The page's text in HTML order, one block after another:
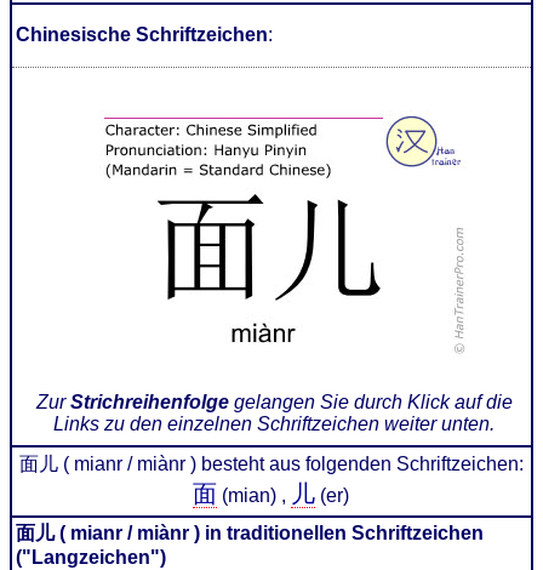
Chinesische Schriftzeichen:
ZurStrichreihenfolgegelangen Sie durch Klick auf die
Links zu den einzelnen Schriftzeichen weiter unten.
面儿 ( mianr / miànr ) besteht aus folgenden Schriftzeichen:
面 (mian) , 儿 (er)
面儿 ( mianr / miànr ) in traditionellen Schriftzeichen
("Langzeichen")